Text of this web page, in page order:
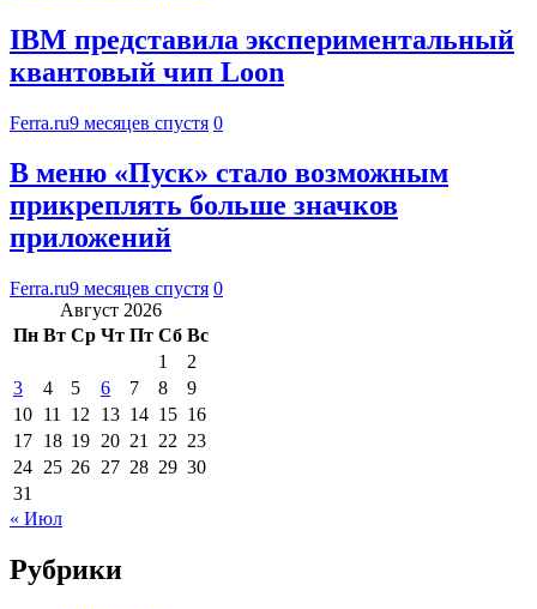
IBM представила экспериментальный
квантовый чип Loon
Ferra.ru9 месяцев спустя 0
В меню «Пуск» стало возможным
прикреплять больше значков
приложений
Ferra.ru9 месяцев спустя 0
Август 2026
Пн Вт Ср Чт Пт Сб Вс
1
2
3
4 5 6 7 8
9
10 11 12 13 14 15 16
17 18 19 20 21 22 23
24 25 26 27 28 29 30
31
« Июл
Рубрики